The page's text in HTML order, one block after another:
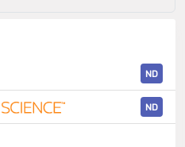
ND
ND